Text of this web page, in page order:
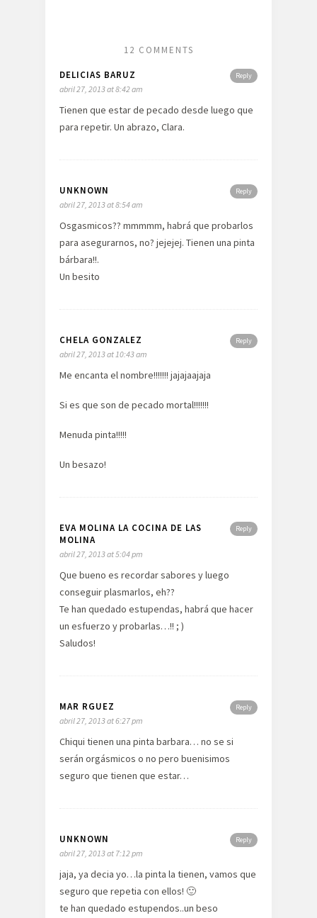
12 COMMENTS
Reply
DELICIAS BARUZ
abril 27, 2013 at 8:42 am
Tienen que estar de pecado desde luego que
para repetir. Un abrazo, Clara.
Reply
UNKNOWN
abril 27, 2013 at 8:54 am
Osgasmicos?? mmmmm, habrá que probarlos
para asegurarnos, no? jejejej. Tienen una pinta
bárbara!!.
Un besito
Reply
CHELA GONZALEZ
abril 27, 2013 at 10:43 am
Me encanta el nombre!!!!!!! jajajaajaja
Si es que son de pecado mortal!!!!!!!
Menuda pinta!!!!!
Un besazo!
Reply
EVA MOLINA LA COCINA DE LAS
MOLINA
abril 27, 2013 at 5:04 pm
Que bueno es recordar sabores y luego
conseguir plasmarlos, eh??
Te han quedado estupendas, habrá que hacer
un esfuerzo y probarlas…!! ; )
Saludos!
Reply
MAR RGUEZ
abril 27, 2013 at 6:27 pm
Chiqui tienen una pinta barbara… no se si
serán orgásmicos o no pero buenisimos
seguro que tienen que estar…
Reply
UNKNOWN
abril 27, 2013 at 7:12 pm
jaja, ya decia yo…la pinta la tienen, vamos que
seguro que repetia con ellos! 🙂
te han quedado estupendos..un beso